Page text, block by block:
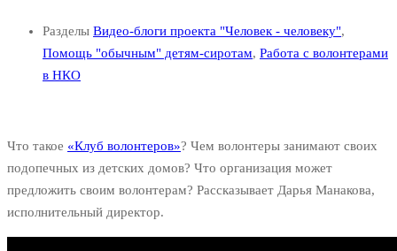
Разделы Видео-блоги проекта "Человек - человеку",
Помощь "обычным" детям-сиротам, Работа с волонтерами
в НКО
Что такое «Клуб волонтеров»? Чем волонтеры занимают своих
подопечных из детских домов? Что организация может
предложить своим волонтерам? Рассказывает Дарья Манакова,
исполнительный директор.